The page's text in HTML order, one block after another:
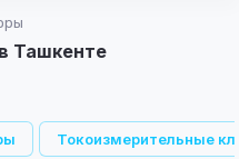
Ташкенте
Токоизмерительные